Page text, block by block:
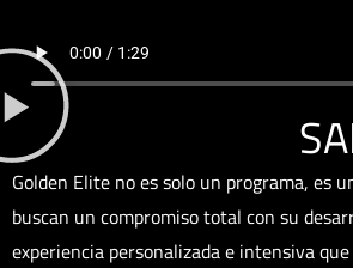
Golden Elite no es solo un programa, es
buscan un compromiso total con su
experiencia personalizada e intensiva